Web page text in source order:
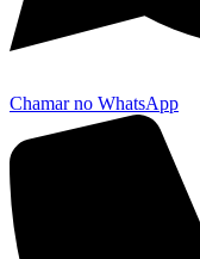
Chamar no WhatsApp